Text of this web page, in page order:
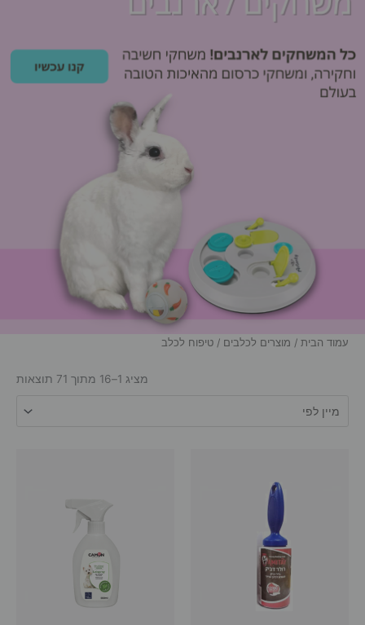
עמוד הבית / מוצרים לכלבים / טיפוח לכלב
מציג 1–16 מתוך 71 תוצאות